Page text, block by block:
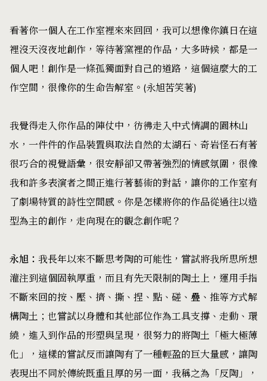
看著你一個人在工作室裡來來回回，我可以想像你鎮日在這
裡沒天沒夜地創作，等待著窯裡的作品，大多時候，都是一
個人吧！創作是一條孤獨面對自己的道路，這個這麼大的工
作空間，很像你的生命告解室。(永旭苦笑著)
我覺得走入你作品的陣仗中，彷彿走入中式情調的園林山
水，一件件的作品裝置與取法自然的太湖石、奇岩怪石有著
很巧合的視覺語彙，很安靜卻又帶著強烈的情感氛圍，很像
我和許多表演者之間正進行著藝術的對話，讓你的工作室有
了劇場特質的詩性空間感。你是怎樣將你的作品從過往以造
型為主的創作，走向現在的觀念創作呢？
永旭： 我長年以來不斷思考陶的可能性，嘗試將我所思所想
灌注到這個固執厚重，而且有先天限制的陶土上，運用手指
不斷來回的按、壓、擠、撕、捏、點、磋、疊、推等方式解
構陶土；也嘗試以身體和其他部位作為工具支撐、走動、環
繞，進入到作品的形塑與呈現，很努力的將陶土「極大極薄
化」，這樣的嘗試反而讓陶有了一種輕盈的巨大量感，讓陶
表現出不同於傳統既重且厚的另一面，我稱之為「反陶」，